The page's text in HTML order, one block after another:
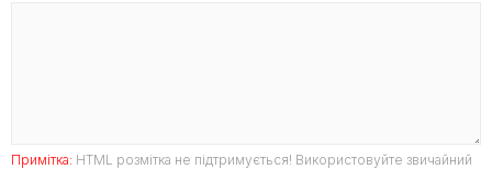
Примітка: HTML розмітка не підтримується! Використовуйте звичайний